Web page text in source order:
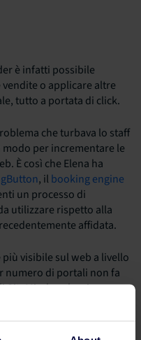
è infatti possibile
o applicare altre
tutto a portata di click.
che turbava lo staff
per incrementare le
È così che Elena ha
, il booking engine
un processo di
utilizzare rispetto alla
affidata.
visibile sul web a livello
numero di portali non fa
SiteMinder, che si